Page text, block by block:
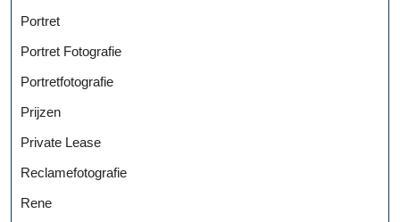
Portret
Portret Fotografie
Portretfotografie
Prijzen
Private Lease
Reclamefotografie
Rene